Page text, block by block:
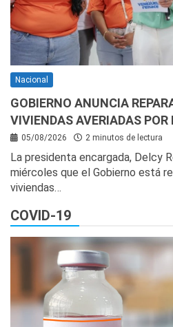
Nacional
GOBIERNO ANUNCIA
VIVIENDAS AVERIADAS POR
05/08/2026 2 minutos de lectura
La presidenta encargada, Delcy
miércoles que el Gobierno está
viviendas…
COVID-19